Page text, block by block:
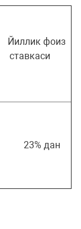
Йиллик фоиз
ставкаси
дан